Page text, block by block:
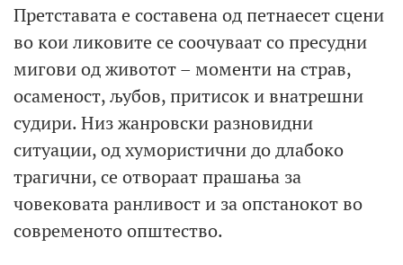
Претставата е составена од петнаесет сцени
во кои ликовите се соочуваат со пресудни
мигови од животот – моменти на страв,
осаменост, љубов, притисок и внатрешни
судири. Низ жанровски разновидни
ситуации, од хумористични до длабоко
трагични, се отвораат прашања за
човековата ранливост и за опстанокот во
современото општество.